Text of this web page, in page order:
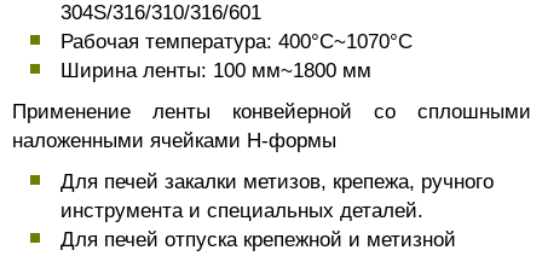
304S/316/310/316/601
Рабочая температура: 400°C~1070°C
Ширина ленты: 100 мм~1800 мм
Применение ленты конвейерной со сплошными
наложенными ячейками Н-формы
Для печей закалки метизов, крепежа, ручного
инструмента и специальных деталей.
Для печей отпуска крепежной и метизной